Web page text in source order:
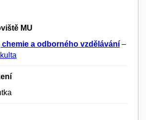
MU
chemie a odborného vzdělávání –